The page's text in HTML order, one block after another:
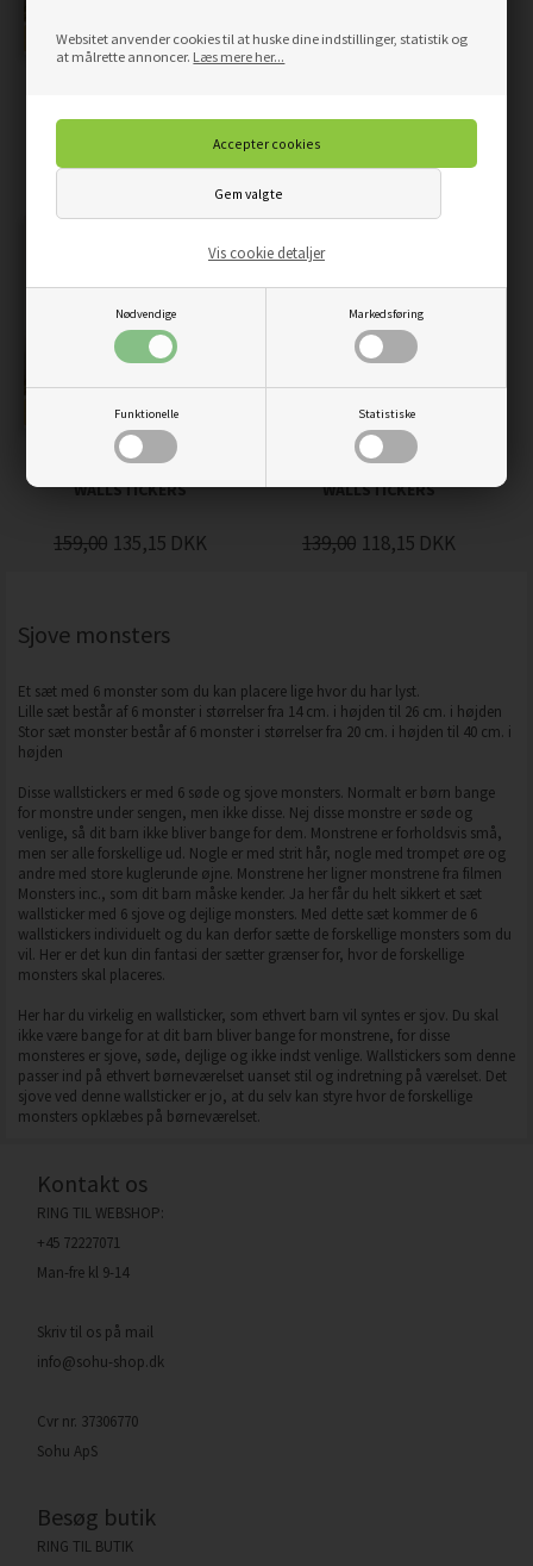
Websitet anvender cookies til at huske dine indstillinger, statistik og
at målrette annoncer. Læs mere her...
Nødvendige Markedsføring
Funktionelle Statistiske
Vis cookie detaljer
WALLSTICKERS
159,00 135,15DKK
WALLSTICKERS
159,00 135,15DKK
CALL OF DUTY ELITE -
WALLSTICKERS
159,00 135,15 DKK
ROBOT MED HJERTE -
WALLSTICKERS
139,00 118,15 DKK
Sjove monsters
Et sæt med 6 monster som du kan placere lige hvor du har lyst.
Lille sæt består af 6 monster i størrelser fra 14 cm. i højden til 26 cm. i højden
Stor sæt monster består af 6 monster i størrelser fra 20 cm. i højden til 40 cm. i
højden
Disse wallstickers er med 6 søde og sjove monsters. Normalt er børn bange
for monstre under sengen, men ikke disse. Nej disse monstre er søde og
venlige, så dit barn ikke bliver bange for dem. Monstrene er forholdsvis små,
men ser alle forskellige ud. Nogle er med strit hår, nogle med trompet øre og
andre med store kuglerunde øjne. Monstrene her ligner monstrene fra filmen
Monsters inc., som dit barn måske kender. Ja her får du helt sikkert et sæt
wallsticker med 6 sjove og dejlige monsters. Med dette sæt kommer de 6
wallstickers individuelt og du kan derfor sætte de forskellige monsters som du
vil. Her er det kun din fantasi der sætter grænser for, hvor de forskellige
monsters skal placeres.
Her har du virkelig en wallsticker, som ethvert barn vil syntes er sjov. Du skal
ikke være bange for at dit barn bliver bange for monstrene, for disse
monsteres er sjove, søde, dejlige og ikke indst venlige. Wallstickers som denne
passer ind på ethvert børneværelset uanset stil og indretning på værelset. Det
sjove ved denne wallsticker er jo, at du selv kan styre hvor de forskellige
monsters opklæbes på børneværelset.
Kontakt os
RING TIL WEBSHOP:
+45 72227071
Man-fre kl 9-14
Skriv til os på mail
info@sohu-shop.dk
Cvr nr. 37306770
Sohu ApS
Besøg butik
RING TIL BUTIK